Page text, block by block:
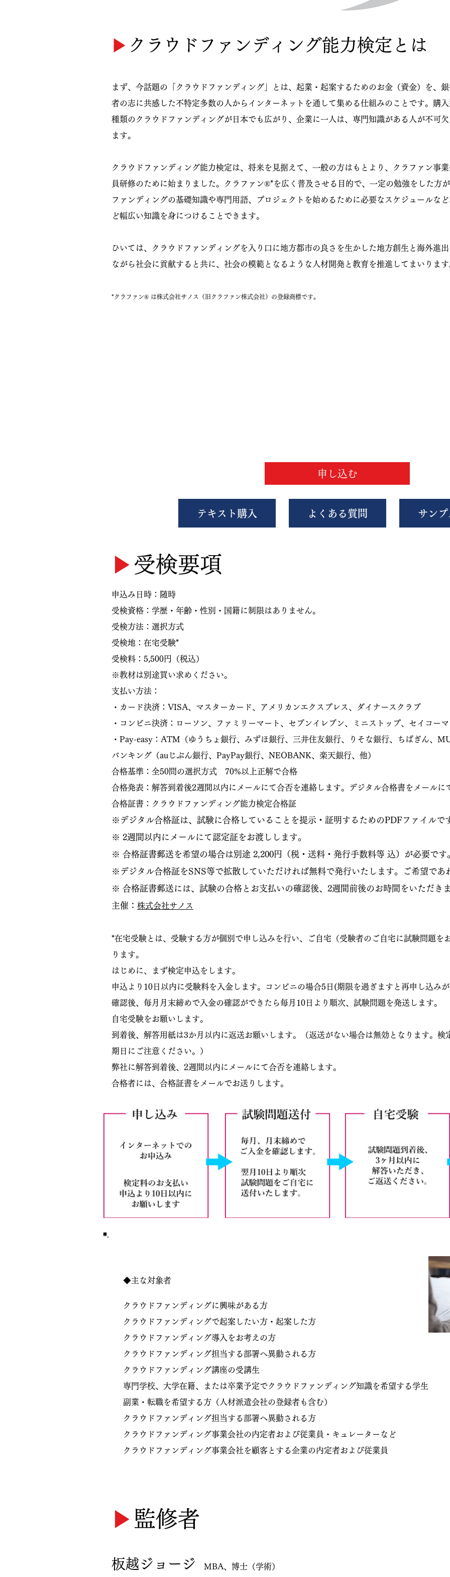
▶︎ クラウドファンディング能力検定とは
まず、今話題の「クラウドファンディング」とは、起業・起案するためのお金（資金）を、
者の志に共感した不特定多数の人からインターネットを通して集める仕組みのことです。購
種類のクラウドファンディングが日本でも広がり、企業に一人は、専門知識がある人が不可
ます。
クラウドファンディング能力検定は、将来を見据えて、一般の方はもとより、クラファン事
員研修のために始まりました。クラファン®*を広く普及させる目的で、一定の勉強をした方
ファンディングの基礎知識や専門用語、プロジェクトを始めるために必要なスケジュールな
ど幅広い知識を身につけることできます。
ひいては、クラウドファンディングを入り口に地方都市の良さを生かした地方創生と海外進
ながら社会に貢献すると共に、社会の模範となるような人材開発と教育を推進してまいりま
*クラファン® は株式会社サノス（旧クラファン株式会社）の登録商標です。
申し込む
テキスト購入 よくある質問 サン
▶︎ 受検要項
申込み日時：随時
​受検資格：学歴・年齢・性別・国籍に制限はありません。
​受検方法：選択方式
受検地：在宅受験*
​受検料：5,500円（税込）
※教材は別途買い求めください。
支払い方法：
・カード決済：VISA、マスターカード、アメリカンエクスプレス、ダイナースクラブ
・コンビニ決済：ローソン、ファミリーマート、セブンイレブン、ミニストップ、セイコー
・Pay-easy：ATM（ゆうちょ銀行、みずほ銀行、三井住友銀行、りそな銀行、ちばぎん、
バンキング（auじぶん銀行、PayPay銀行、NEOBANK、楽天銀行、他）
​合格基準： 全50問の選択方式 70%以上正解で合格
​合格発表： 解答到着後2週間以内にメールにて合否を連絡します。デジタル合格書をメールに
合格証書：クラウドファンディング能力検定合格証
※デジタル合格証は、試験に合格していることを提示・証明するためのPDFファイルで
※ 2週間以内にメールにて認定証をお渡しします。
※ 合格証書郵送を希望の場合は別途 2,200円（税・送料・発行手数料等 込）が必要です
※デジタル合格証をSNS等で拡散していただければ無料で発行いたします。ご希望であ
​※ 合格証書郵送には、試験の合格とお支払いの確認後、2週間前後のお時間をいただき
主催： 株式会社サノス
*在宅受験とは、受験する方が個別で申し込みを行い、ご自宅（受験者のご自宅に試験問題を
ります。
はじめに、まず検定申込をします。
申込より10日以内に受験料を入金します。コンビニの場合5日(期限を過ぎますと再申し込み
確認後、毎月月末締めで入金の確認ができたら毎月10日より順次、試験問題を発送します。
自宅受験をお願いします。
到着後、解答用紙は3か月以内に返送お願いします。（返送がない場合は無効となります。検
期日にご注意ください。）
弊社に解答到着後、2週間以内にメールにて合否を連絡します。
​合格者には、合格証書をメールでお送りします。​
◆主な対象者
クラウドファンディングに興味がある方
クラウドファンディングで起案したい方・起案した方
クラウドファンディング導入をお考えの方
クラウドファンディング担当する部署へ異動される方
クラウドファンディング講座の受講生
専門学校、大学在籍、または卒業予定でクラウドファンディング知識を希望する学生
副業・転職を希望する方​（人材派遣会社の登録者も含む）
クラウドファンディング担当する部署へ異動される方
クラウドファンディング事業会社の内定者および従業員・キュレーターなど
クラウドファンディング事業会社を顧客とする企業の内定者および従業員
▶︎ 監修者
板越ジョージ MBA、博士（学術）